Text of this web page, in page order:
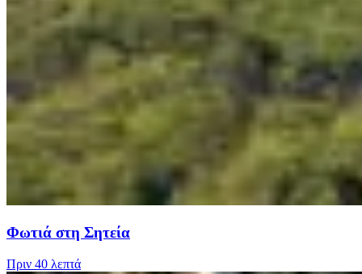
Φωτιά στη Σητεία
Πριν 40 λεπτά